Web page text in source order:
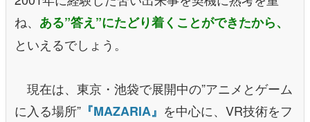
ね、 ある”答え”にたどり着くことができたから、
といえるでしょう。
現在は、東京・池袋で展開中の”アニメとゲーム
に入る場所” 『MAZARIA』 を中心に、VR技術をフ